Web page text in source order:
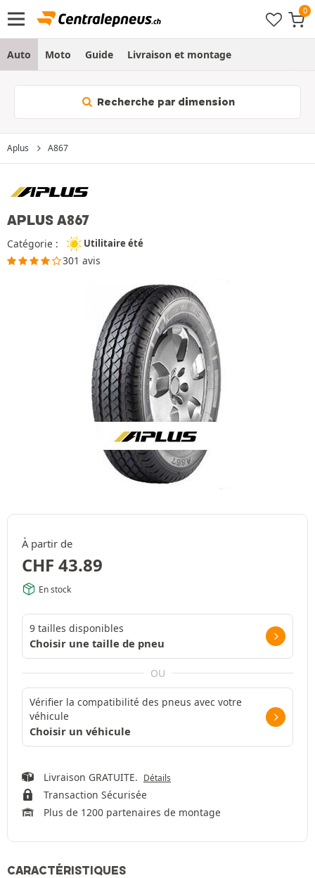
Auto Moto Guide Livraison et montage
Recherche par dimension
Aplus A867
APLUS A867
Catégorie : Utilitaire été
301 avis
À partir de
CHF 43.89
En stock
9 tailles disponibles
Choisir une taille de pneu
OU
Vérifier la compatibilité des pneus avec votre
véhicule
Choisir un véhicule
Livraison GRATUITE. Détails
Transaction Sécurisée
Plus de 1200 partenaires de montage
CARACTÉRISTIQUES